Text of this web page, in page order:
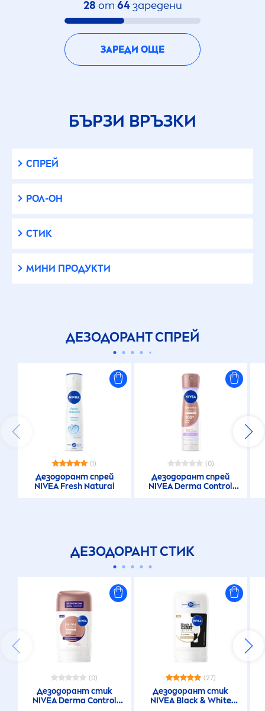
28 от 64заредени
ЗАРЕДИ ОЩЕ
БЪРЗИ ВРЪЗКИ
СПРЕЙ
РОЛ-ОН
СТИК
МИНИ ПРОДУКТИ
ДЕЗОДОРАНТ СПРЕЙ
(1)
Дезодорант спрей
NIVEA Fresh Natural
(0)
Дезодорант спрей
NIVEADerma Control
ДЕЗОДОРАНТ СТИК
(0)
Дезодорант стик
NIVEADerma Control
(27)
Дезодорант стик
NIVEA Black&White